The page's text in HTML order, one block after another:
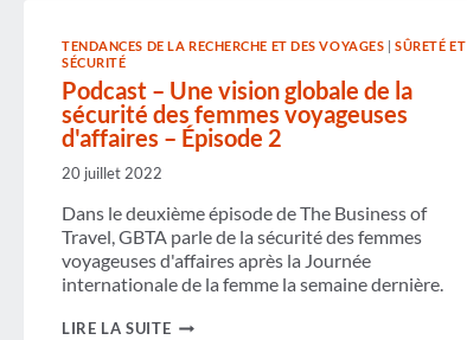
TENDANCES DE LA RECHERCHE ET DES VOYAGES |SÛRETÉ ET
SÉCURITÉ
Podcast – Une vision globale de la
sécurité des femmes voyageuses
d'affaires – Épisode 2
20 juillet 2022
Dans le deuxième épisode de The Business of
Travel, GBTA parle de la sécurité des femmes
voyageuses d'affaires après la Journée
internationale de la femme la semaine dernière.
LIRE LA SUITEPODCAST